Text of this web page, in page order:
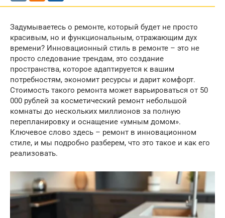
Задумываетесь о ремонте, который будет не просто
красивым, но и функциональным, отражающим дух
времени? Инновационный стиль в ремонте – это не
просто следование трендам, это создание
пространства, которое адаптируется к вашим
потребностям, экономит ресурсы и дарит комфорт.
Стоимость такого ремонта может варьироваться от 50
000 рублей за косметический ремонт небольшой
комнаты до нескольких миллионов за полную
перепланировку и оснащение «умным домом».
Ключевое слово здесь – ремонт в инновационном
стиле, и мы подробно разберем, что это такое и как его
реализовать.